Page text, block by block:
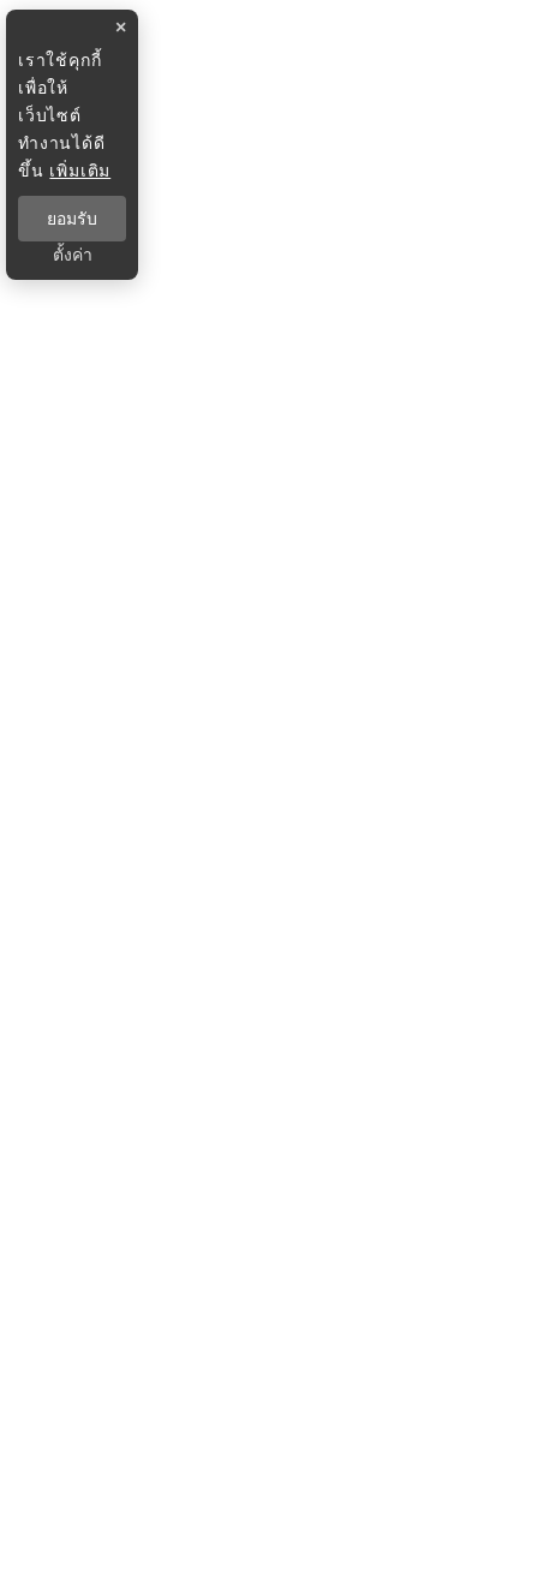
×
เราใช้คุกกี้
เพื่อให้
เว็บไซต์
ทำงานได้ดี
ขึ้น เพิ่มเติม
ยอมรับ
ตั้งค่า